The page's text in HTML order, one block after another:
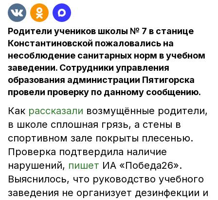
Родители учеников школы № 7 в станице
Константиновской пожаловались на
несоблюдение санитарных норм в учебном
заведении. Сотрудники управления
образования администрации Пятигорска
провели проверку по данному сообщению.
Как рассказали возмущённые родители,
в школе сплошная грязь, а стены в
спортивном зале покрыты плесенью.
Проверка подтвердила наличие
нарушений, пишет ИА «Победа26».
Выяснилось, что руководство учебного
заведения не организует дезинфекции и